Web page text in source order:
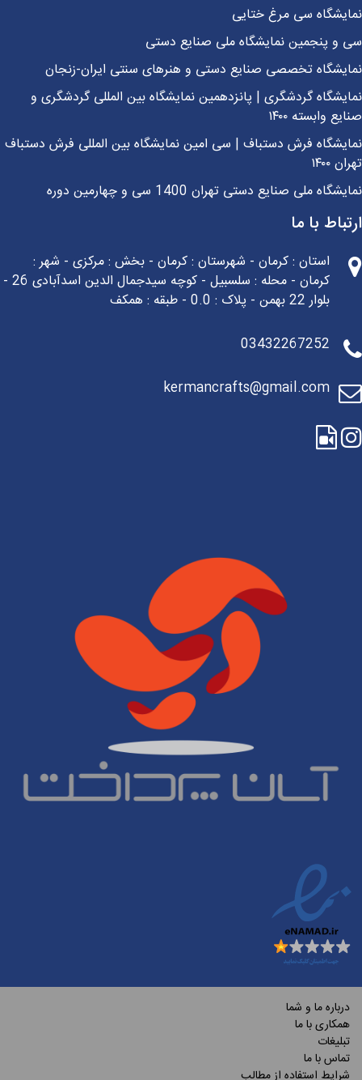
سی مرغ ختایی
و پنجمین نمایشگاه ملی صنایع دستی
تخصصی صنایع دستی و هنرهای سنتی ایران-زنجان
گردشگری | پانزدهمین نمایشگاه بین المللی گردشگری و
وابسته ۱۴۰۰
فرش دستباف | سی امین نمایشگاه بین المللی فرش دستباف
۱۴۰۰
ملی صنایع دستی تهران 1400 سی و چهارمین دوره
با ما
استان : کرمان - شهرستان : کرمان - بخش : مرکزی - شهر :
کرمان - محله : سلسبیل - کوچه سیدجمال الدین اسدآبادی 26 -
بلوار 22 بهمن - پلاک : 0.0 - طبقه : همکف
03432267252
kermancrafts@gmail.com
درباره ما و شما
همکاری با ما
تبلیغات
تماس با ما
شرایط استفاده از مطالب